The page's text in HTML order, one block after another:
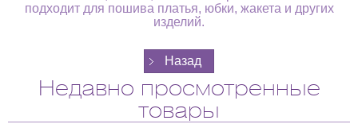
подходит для пошива платья, юбки, жакета и других
изделий.
Недавно просмотренные
товары